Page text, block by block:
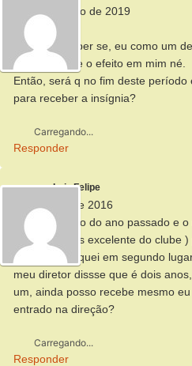
8 de setembro de 2019
Oi Alberto
Eu queria saber se, eu como um
ano ela perde o efeito em mim né.
Então, será q no fim deste período
para receber a insígnia?
Carregando...
Responder
Luiz Felipe
18 de julho de 2016
Entrei no meio do ano passado e
7+ ( os 7 mais excelente do clube
excelência, fiquei em segundo
meu diretor dissse que é dois
um, ainda posso recebe mesmo
entrado na direção?
Carregando...
Responder